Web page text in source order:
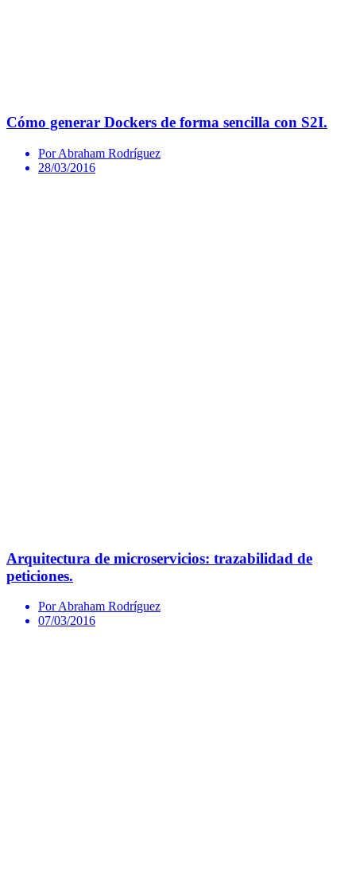
Cómo generar Dockers de forma sencilla con S2I.
Por Abraham Rodríguez
28/03/2016
Arquitectura de microservicios: trazabilidad de
peticiones.
Por Abraham Rodríguez
07/03/2016